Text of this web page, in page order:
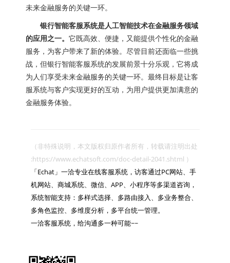
未来金融服务的关键一环。
银行智能客服系统是人工智能技术在金融服务领域
的应用之一。 它既高效、便捷，又能提供个性化的金融
服务，为客户带来了新的体验。尽管目前还面临一些挑
战，但银行智能客服系统的发展前景十分乐观，它将成
为人们享受未来金融服务的关键一环。最终目标是让客
服系统与客户实现更好的互动，为用户提供更加满意的
金融服务体验。
（非特殊说明，本文版权归原作者所有，转载请注明出处
:https://www.echatsoft.com/doc-detail-2041.shtml ）
「Echat」一洽专业在线客服系统，访客通过PC网站、手
机网站、商城系统、微信、APP、小程序等多渠道咨询，
系统智能支持：多样式选择、多路由接入、多业务整合、
多角色监控、多维度分析，多平台统一管理。
一洽客服系统，给沟通多一种可能~~